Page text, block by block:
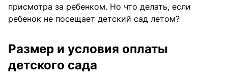
присмотра за ребенком. Но что делать, если
ребенок не посещает детский сад летом?
Размер и условия оплаты
детского сада